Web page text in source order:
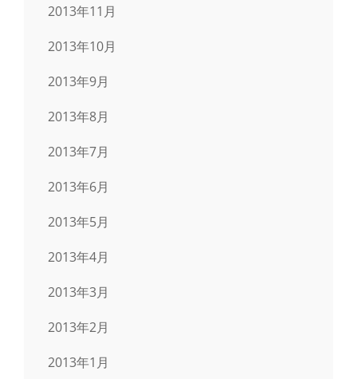
2013年11月
2013年10月
2013年9月
2013年8月
2013年7月
2013年6月
2013年5月
2013年4月
2013年3月
2013年2月
2013年1月